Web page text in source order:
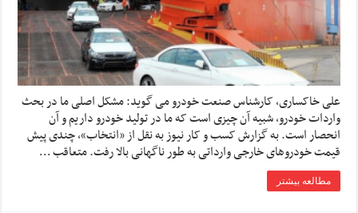
علی خاکساری، کارشناس صنعت خودرو می گوید: مشکل اصلی ما در بحث
واردات خودرو، شبیه آن چیزی است که ما در تولید خودرو داریم و آن
انحصار است. به گزارش کسب و کار نیوز به نقل از «انتخاب»، چندی پیش
قیمت خودروهای خارجی وارداتی به طور ناگهانی بالا رفت. متعاقب …
مطالعه بیشتر